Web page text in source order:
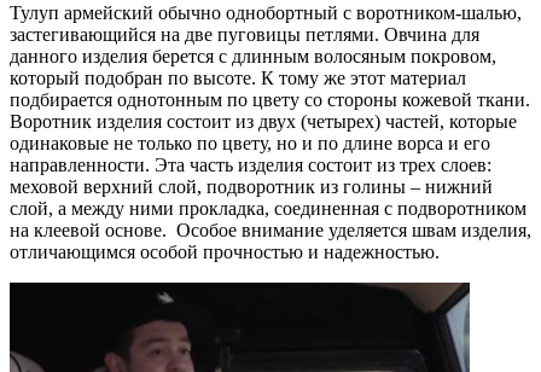
Тулуп армейский обычно однобортный с воротником-шалью,
застегивающийся на две пуговицы петлями. Овчина для
данного изделия берется с длинным волосяным покровом,
который подобран по высоте. К тому же этот материал
подбирается однотонным по цвету со стороны кожевой ткани.
Воротник изделия состоит из двух (четырех) частей, которые
одинаковые не только по цвету, но и по длине ворса и его
направленности. Эта часть изделия состоит из трех слоев:
меховой верхний слой, подворотник из голины – нижний
слой, а между ними прокладка, соединенная с подворотником
на клеевой основе. Особое внимание уделяется швам изделия,
отличающимся особой прочностью и надежностью.